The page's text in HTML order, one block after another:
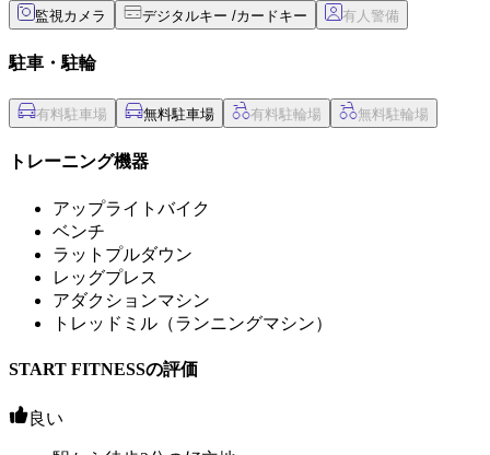
監視カメラ デジタルキー /カードキー
駐車・駐輪
無料駐車場
トレーニング機器
アップライトバイク
ベンチ
ラットプルダウン
レッグプレス
アダクションマシン
トレッドミル（ランニングマシン）
START FITNESSの評価
良い